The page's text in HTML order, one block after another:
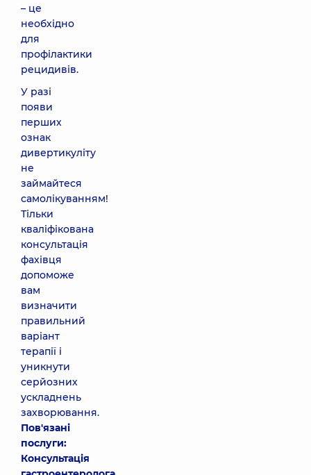
– це
необхідно
для
профілактики
рецидивів.
У разі
появи
перших
ознак
дивертикуліту
не
займайтеся
самолікуванням!
Тільки
кваліфікована
консультація
фахівця
допоможе
вам
визначити
правильний
варіант
терапії і
уникнути
серйозних
ускладнень
захворювання.
Пов'язані
послуги:
Консультація